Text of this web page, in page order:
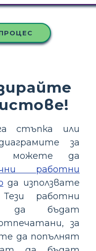
стъпка или
за
можете да
работни
да използвате
работни
да бъдат
за
да попълнят